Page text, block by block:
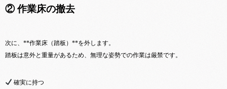
② 作業床の撤去
次に、**作業床（踏板）**を外します。
踏板は意外と重量があるため、無理な姿勢での作業は厳禁です。
確実に持つ